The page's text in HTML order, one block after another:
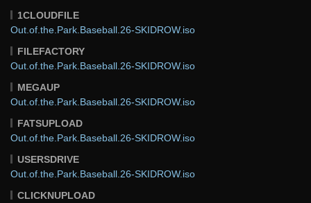
1CLOUDFILE
Out.of.the.Park.Baseball.26-SKIDROW.iso
FILEFACTORY
Out.of.the.Park.Baseball.26-SKIDROW.iso
MEGAUP
Out.of.the.Park.Baseball.26-SKIDROW.iso
FATSUPLOAD
Out.of.the.Park.Baseball.26-SKIDROW.iso
USERSDRIVE
Out.of.the.Park.Baseball.26-SKIDROW.iso
CLICKNUPLOAD